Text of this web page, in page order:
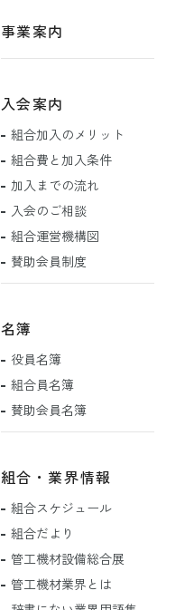
事業案内
入会案内
組合加入のメリット
組合費と加入条件
加入までの流れ
入会のご相談
組合運営機構図
賛助会員制度
名簿
役員名簿
組合員名簿
賛助会員名簿
組合・業界情報
組合スケジュール
組合だより
管工機材設備総合展
管工機材業界とは